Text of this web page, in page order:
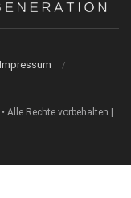
Impressum
Rechte vorbehalten |